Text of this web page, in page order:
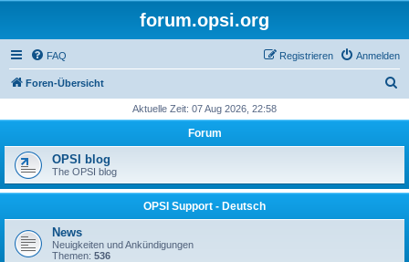
forum.opsi.org
FAQ Anmelden
Registrieren
Foren-Übersicht
h
Aktuelle Zeit: 07 Aug 2026, 22:58
Forum
OPSI blog
The OPSI blog
OPSI Support - Deutsch
News
Neuigkeiten und Ankündigungen
Themen: 536